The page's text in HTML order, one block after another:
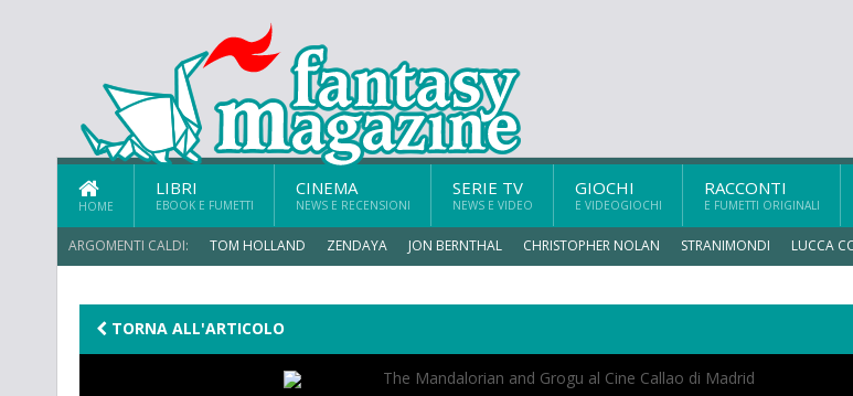
HOME
LIBRI
EBOOK E FUMETTI
CINEMA
NEWS E RECENSIONI
SERIE TV
NEWS E VIDEO
GIOCHI
E VIDEOGIOCHI
RACCONTI
E FUMETTI ORIGINALI
ARGOMENTI CALDI: TOM HOLLAND ZENDAYA JON BERNTHAL CHRISTOPHER NOLAN STRANIMONDI LUCCA
TORNA ALL'ARTICOLO